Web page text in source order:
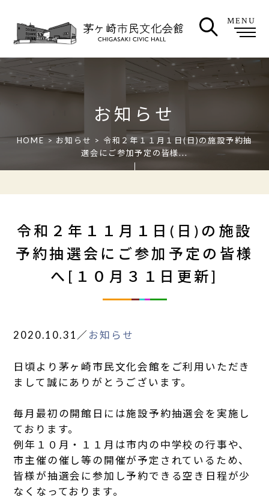
MENU
お知らせ
HOME > お知らせ > 令和２年１１月１日(日)の施設予約抽
選会にご参加予定の皆様...
令和２年１１月１日(日)の施設
予約抽選会にご参加予定の皆様
へ[１０月３１日更新]
2020.10.31 ／ お知らせ
日頃より茅ヶ崎市民文化会館をご利用いただき
まして誠にありがとうございます。
毎月最初の開館日には施設予約抽選会を実施し
ております。
例年１０月・１１月は市内の中学校の行事や、
市主催の催し等の開催が予定されているため、
皆様が抽選会に参加し予約できる空き日程が少
なくなっております。